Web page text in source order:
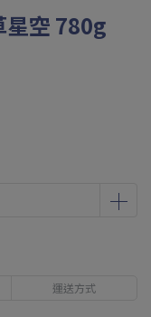
星空 780g
運送方式